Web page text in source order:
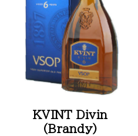
KVINT Divin
(Brandy)